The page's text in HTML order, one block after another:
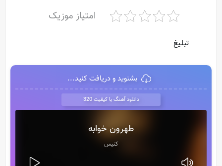
امتیاز موزیک
تبلیغ
بشنوید و دریافت کنید...
دانلود آهنگ با کیفیت 320
طهرون خوابه
کنیس